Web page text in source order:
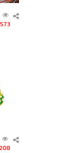
573
208